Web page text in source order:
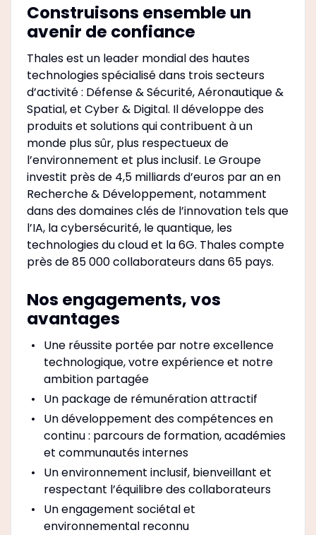
Construisons ensemble un
avenir de confiance
Thales est un leader mondial des hautes
technologies spécialisé dans trois secteurs
d’activité : Défense & Sécurité, Aéronautique &
Spatial, et Cyber & Digital. Il développe des
produits et solutions qui contribuent à un
monde plus sûr, plus respectueux de
l’environnement et plus inclusif. Le Groupe
investit près de 4,5 milliards d’euros par an en
Recherche & Développement, notamment
dans des domaines clés de l’innovation tels que
l’IA, la cybersécurité, le quantique, les
technologies du cloud et la 6G. Thales compte
près de 85 000 collaborateurs dans 65 pays. ​
Nos engagements, vos
avantages
Une réussite portée par notre excellence
technologique, votre expérience et notre
ambition partagée
Un package de rémunération attractif
Un développement des compétences en
continu : parcours de formation, académies
et communautés internes
Un environnement inclusif, bienveillant et
respectant l’équilibre des collaborateurs
Un engagement sociétal et
environnemental reconnu